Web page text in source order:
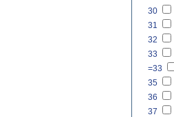
30
31
32
33
=33
35
36
37